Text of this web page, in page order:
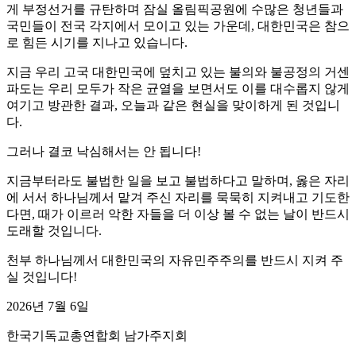
게 부정선거를 규탄하며 잠실 올림픽공원에 수많은 청년들과
국민들이 전국 각지에서 모이고 있는 가운데, 대한민국은 참으
로 힘든 시기를 지나고 있습니다.
지금 우리 고국 대한민국에 덮치고 있는 불의와 불공정의 거센
파도는 우리 모두가 작은 균열을 보면서도 이를 대수롭지 않게
여기고 방관한 결과, 오늘과 같은 현실을 맞이하게 된 것입니
다.
그러나 결코 낙심해서는 안 됩니다!
지금부터라도 불법한 일을 보고 불법하다고 말하며, 옳은 자리
에 서서 하나님께서 맡겨 주신 자리를 묵묵히 지켜내고 기도한
다면, 때가 이르러 악한 자들을 더 이상 볼 수 없는 날이 반드시
도래할 것입니다.
천부 하나님께서 대한민국의 자유민주주의를 반드시 지켜 주
실 것입니다!
2026년 7월 6일
한국기독교총연합회 남가주지회